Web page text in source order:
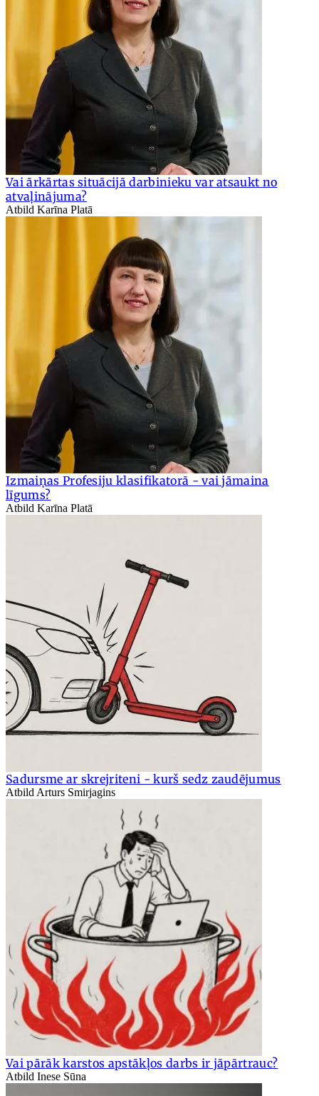
Vai ārkārtas situācijā darbinieku var atsaukt no
atvaļinājuma?
Atbild Karīna Platā
Izmaiņas Profesiju klasifikatorā - vai jāmaina
līgums?
Atbild Karīna Platā
Sadursme ar skrejriteni - kurš sedz zaudējumus
Atbild Arturs Smirjagins
Vai pārāk karstos apstākļos darbs ir jāpārtrauc?
Atbild Inese Sūna